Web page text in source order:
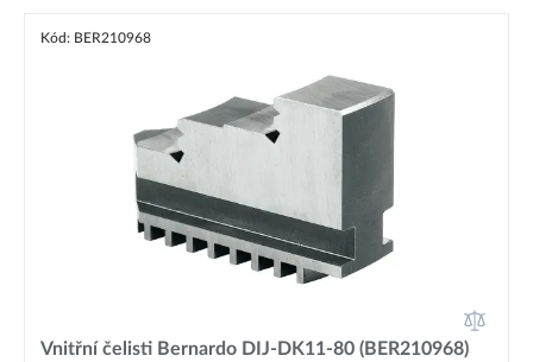
Kód: BER210968
Vnitřní čelisti Bernardo DIJ-DK11-80 (BER210968)